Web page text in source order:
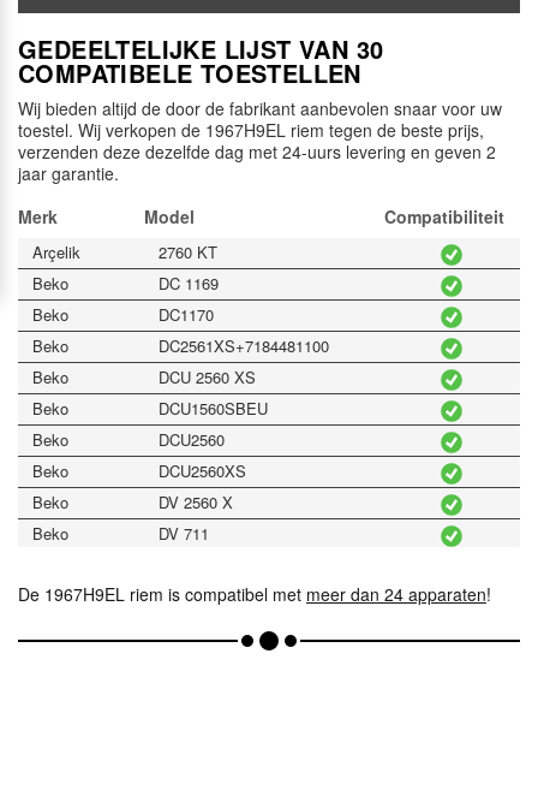
GEDEELTELIJKE LIJST VAN 30
COMPATIBELE TOESTELLEN
Wij bieden altijd de door de fabrikant aanbevolen snaar voor uw
toestel. Wij verkopen de 1967H9EL riem tegen de beste prijs,
verzenden deze dezelfde dag met 24-uurs levering en geven 2
jaar garantie.
Merk
Model Compatibiliteit
Arçelik
2760 KT
Beko
DC 1169
Beko
DC1170
Beko
DC2561XS+7184481100
Beko
DCU 2560 XS
Beko
DCU1560SBEU
Beko
DCU2560
Beko
DCU2560XS
Beko
DV 2560 X
Beko
DV 711
Beko
DV2570XS
De 1967H9EL riem is compatibel met meer dan 24 apparaten!